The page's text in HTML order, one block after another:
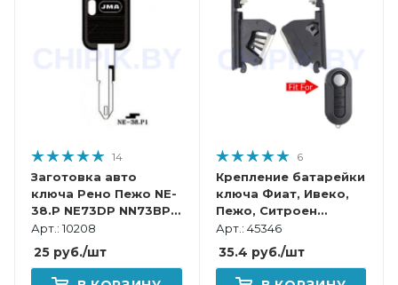
14
Заготовка авто
ключа Рено Пежо NE-
38.P NE73DP NN73BP
NE79P49 RN30PL
Европа пластик
Арт.: 10208
25 руб./шт
6
Крепление батарейки
ключа Фиат, Ивеко,
Пежо, Ситроен
Джампер, Дукато,
Боксер, Дэйли
Арт.: 45346
35.4 руб./шт